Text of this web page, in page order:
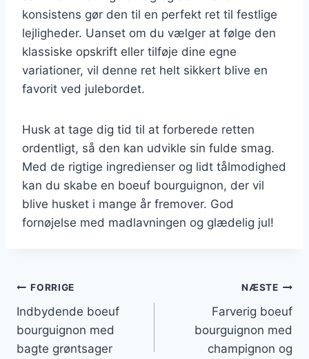
konsistens gør den til en perfekt ret til festlige
lejligheder. Uanset om du vælger at følge den
klassiske opskrift eller tilføje dine egne
variationer, vil denne ret helt sikkert blive en
favorit ved julebordet.
Husk at tage dig tid til at forberede retten
ordentligt, så den kan udvikle sin fulde smag.
Med de rigtige ingredienser og lidt tålmodighed
kan du skabe en boeuf bourguignon, der vil
blive husket i mange år fremover. God
fornøjelse med madlavningen og glædelig jul!
Indlægsnavigation
FORRIGE
Indbydende boeuf
bourguignon med
bagte grøntsager
NÆSTE
Farverig boeuf
bourguignon med
champignon og